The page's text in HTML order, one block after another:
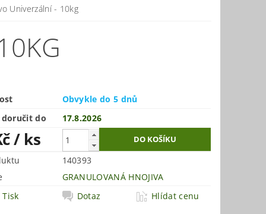
Univerzální - 10kg
Obvykle do 5 dnů
doručit do
17.8.2026
/ ks
140393
GRANULOVANÁ HNOJIVA
Tisk
Dotaz Hlídat cenu